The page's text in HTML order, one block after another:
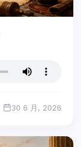
30 6 月, 2026